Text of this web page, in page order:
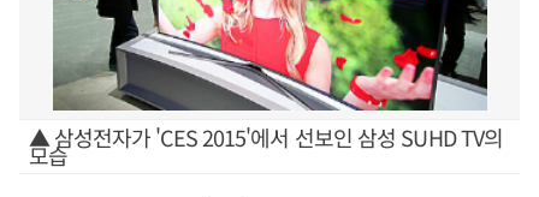
▲ 삼성전자가 'CES 2015'에서 선보인 삼성 SUHD TV의
모습